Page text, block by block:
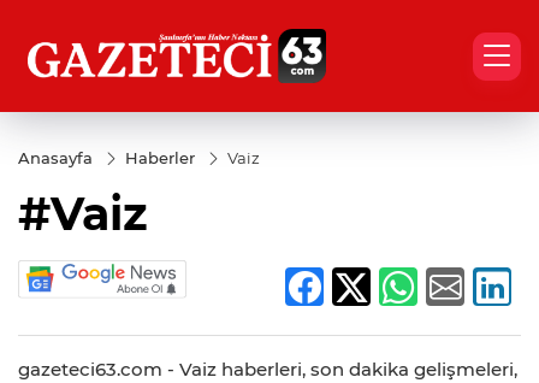
Anasayfa Haberler Vaiz
#Vaiz
gazeteci63.com - Vaiz haberleri, son dakika gelişmeleri,